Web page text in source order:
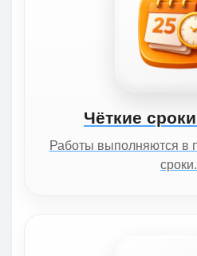
Чёткие
Работы выполняются в
сроки.